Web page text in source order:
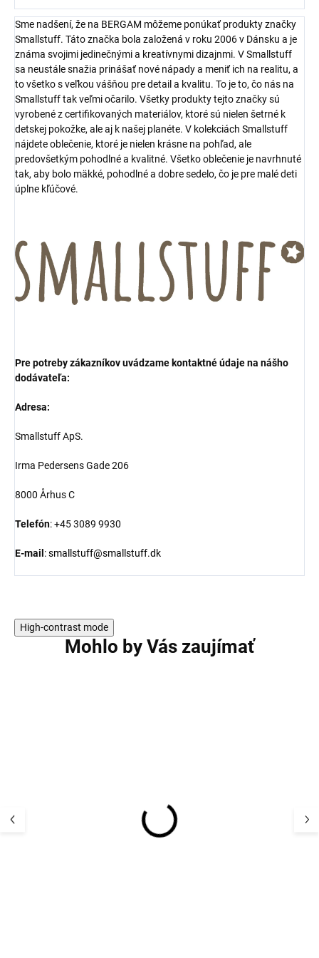
Sme nadšení, že na BERGAM môžeme ponúkať produkty značky
Smallstuff. Táto značka bola založená v roku 2006 v Dánsku a je
známa svojimi jedinečnými a kreatívnymi dizajnmi. V Smallstuff
sa neustále snažia prinášať nové nápady a meniť ich na realitu, a
to všetko s veľkou vášňou pre detail a kvalitu. To je to, čo nás na
Smallstuff tak veľmi očarilo. Všetky produkty tejto značky sú
vyrobené z certifikovaných materiálov, ktoré sú nielen šetrné k
detskej pokožke, ale aj k našej planéte. V kolekciách Smallstuff
nájdete oblečenie, ktoré je nielen krásne na pohľad, ale
predovšetkým pohodlné a kvalitné. Všetko oblečenie je navrhnuté
tak, aby bolo mäkké, pohodlné a dobre sedelo, čo je pre malé deti
úplne kľúčové.
Pre potreby zákazníkov uvádzame kontaktné údaje na nášho
dodávateľa:
Adresa:
Smallstuff ApS.
Irma Pedersens Gade 206
8000 Århus C
Telefón: +45 3089 9930
E-mail :smallstuff@smallstuff.dk
High-contrast mode
Mohlo by Vás zaujímať